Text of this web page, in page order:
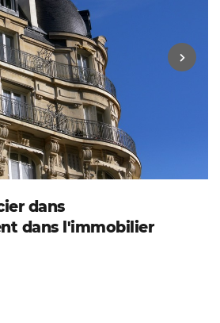
dans
dans l'immobilier